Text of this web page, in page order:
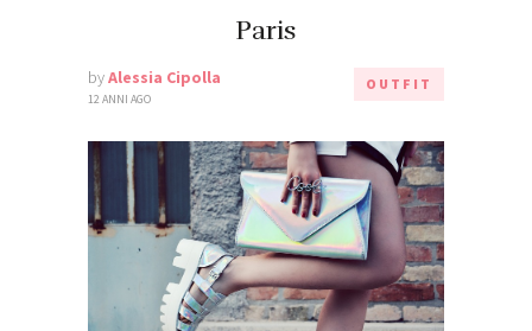
Paris
byAlessia Cipolla
12 ANNI AGO
OUTFIT